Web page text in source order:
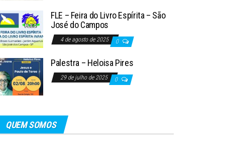
FLE – Feira do Livro Espírita – São
José do Campos
4 de agosto de 2025 0
Palestra – Heloisa Pires
29 de julho de 2025 0
QUEM SOMOS